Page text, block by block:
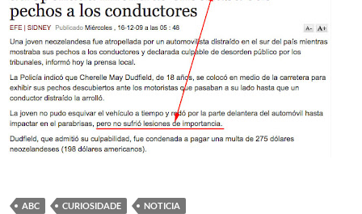
ABC CURIOSIDADE NOTICIA